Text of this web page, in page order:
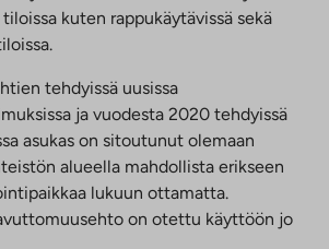
kuten rappukäytävissä sekä
tehdyissä uusissa
ja vuodesta 2020 tehdyissä
asukas on sitoutunut olemaan
alueella mahdollista erikseen
lukuun ottamatta.
on otettu käyttöön jo